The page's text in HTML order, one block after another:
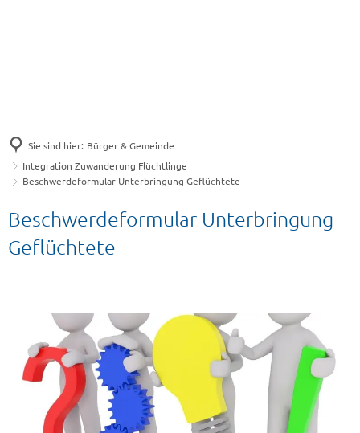
Sie sind hier: Bürger & Gemeinde
Integration Zuwanderung Flüchtlinge
Beschwerdeformular Unterbringung Geflüchtete
Beschwerdeformular Unterbringung
Geflüchtete